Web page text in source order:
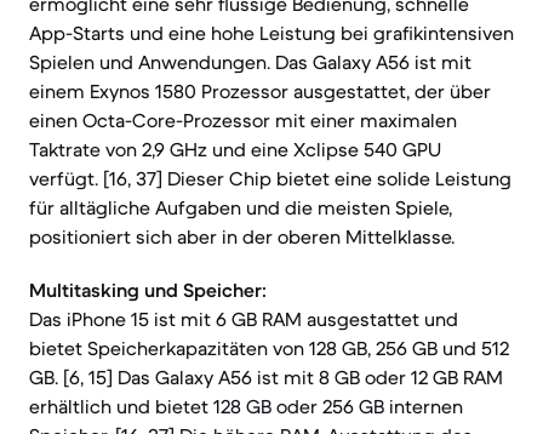
App-Starts und eine hohe Leistung bei grafikintensiven
Spielen und Anwendungen. Das Galaxy A56 ist mit
einem Exynos 1580 Prozessor ausgestattet, der über
einen Octa-Core-Prozessor mit einer maximalen
Taktrate von 2,9 GHz und eine Xclipse 540 GPU
verfügt. [16, 37] Dieser Chip bietet eine solide Leistung
für alltägliche Aufgaben und die meisten Spiele,
positioniert sich aber in der oberen Mittelklasse.
Multitasking und Speicher:
Das iPhone 15 ist mit 6 GB RAM ausgestattet und
bietet Speicherkapazitäten von 128 GB, 256 GB und 512
GB. [6, 15] Das Galaxy A56 ist mit 8 GB oder 12 GB RAM
erhältlich und bietet 128 GB oder 256 GB internen